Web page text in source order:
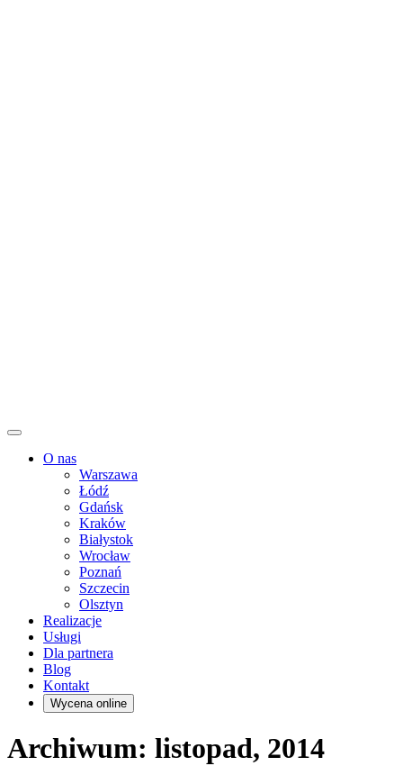
O nas
Warszawa
Łódź
Gdańsk
Kraków
Białystok
Wrocław
Poznań
Szczecin
Olsztyn
Realizacje
Usługi
Dla partnera
Blog
Kontakt
Wycena online
Archiwum: listopad, 2014